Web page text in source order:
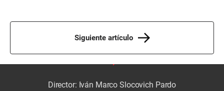
Siguiente artículo
Director: Iván Marco Slocovich Pardo